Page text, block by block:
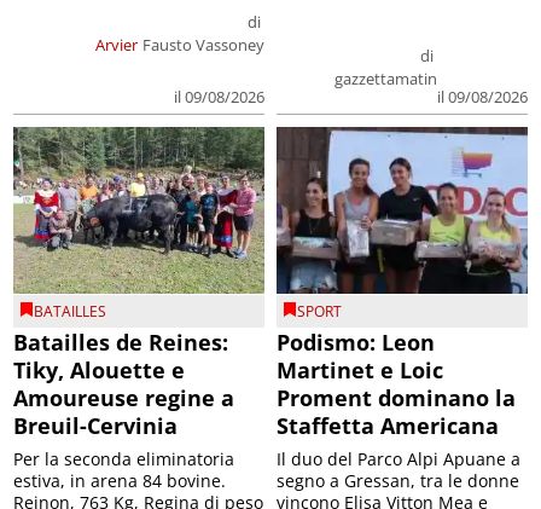
Arvier
di
Fausto Vassoney
il 09/08/2026
di
gazzettamatin
il 09/08/2026
BATAILLES
Batailles de Reines:
Tiky, Alouette e
Amoureuse regine a
Breuil-Cervinia
Per la seconda eliminatoria
estiva, in arena 84 bovine.
Reinon, 763 Kg, Regina di peso
SPORT
Podismo: Leon
Martinet e Loic
Proment dominano la
Staffetta Americana
Il duo del Parco Alpi Apuane a
segno a Gressan, tra le donne
vincono Elisa Vitton Mea e